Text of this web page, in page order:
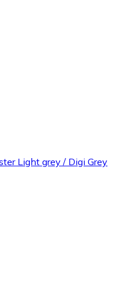
Light grey / Digi Grey